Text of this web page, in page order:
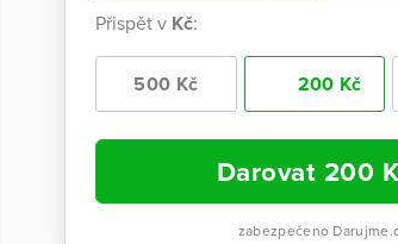
Přispět v Kč:
500 Kč 200 Kč
Darovat 200
zabezpečeno